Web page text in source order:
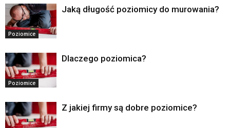
Poziomice
Jaką długość poziomicy do murowania?
Poziomice
Dlaczego poziomica?
Z jakiej firmy są dobre poziomice?